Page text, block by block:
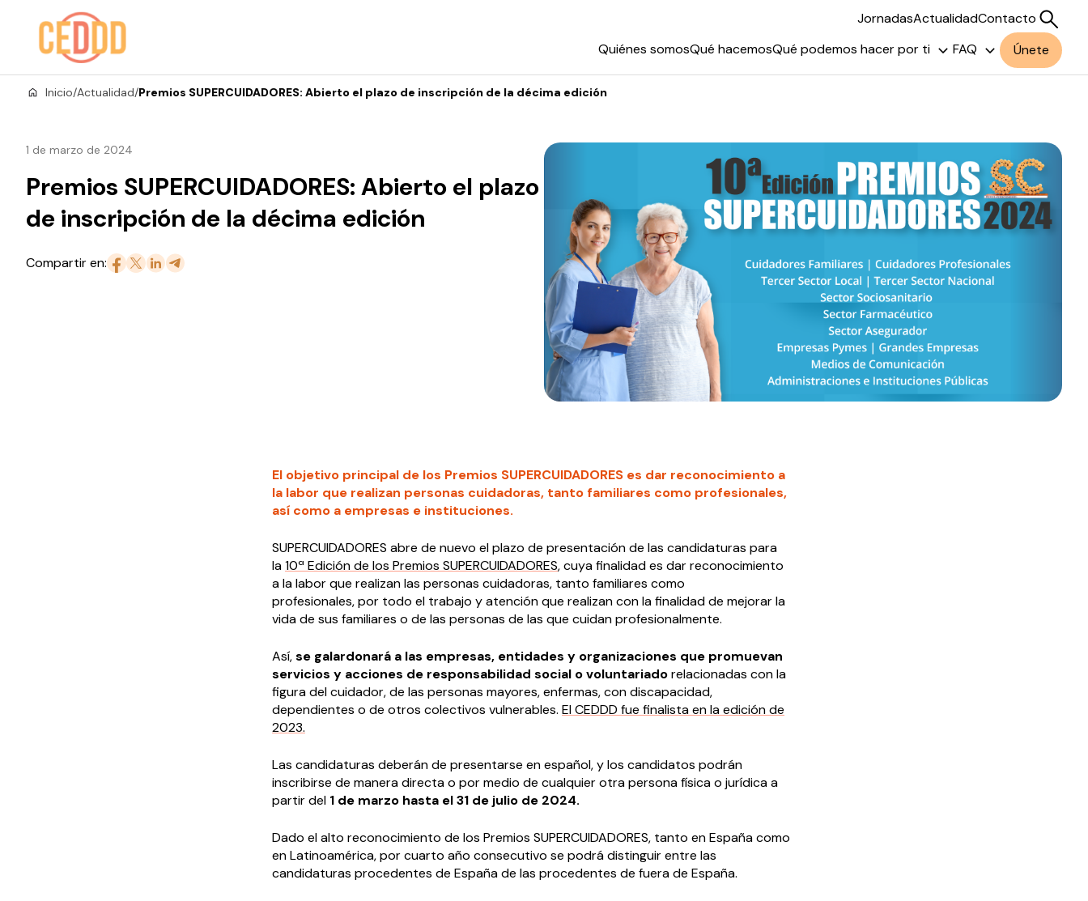
Saltar al contenido
JornadasActualidadContacto
Quiénes somosQué hacemosQué podemos hacer por ti FAQ Únete
Inicio/Actualidad/Premios SUPERCUIDADORES: Abierto el plazo de inscripción de la décima edición
1 de marzo de 2024
Premios SUPERCUIDADORES: Abierto el plazo
de inscripción de la décima edición
Compartir en:
El objetivo principal de los Premios SUPERCUIDADORES es dar reconocimiento a
la labor que realizan personas cuidadoras, tanto familiares como profesionales,
así como a empresas e instituciones.
SUPERCUIDADORES abre de nuevo el plazo de presentación de las candidaturas para
la10ª Edición de los Premios SUPERCUIDADORES, cuya finalidad es dar reconocimiento
a la labor que realizan las personas cuidadoras, tanto familiares como
profesionales, por todo el trabajo y atención que realizan con la finalidad de mejorar la
vida de sus familiares o de las personas de las que cuidan profesionalmente.
Así,se galardonará a las empresas, entidades y organizaciones que promuevan
servicios y acciones de responsabilidad social o voluntariadorelacionadas con la
figura del cuidador, de las personas mayores, enfermas, con discapacidad,
dependientes o de otros colectivos vulnerables. El CEDDD fue finalista en la edición de
2023.
Las candidaturas deberán de presentarse en español, y los candidatos podrán
inscribirse de manera directa o por medio de cualquier otra persona física o jurídica a
partir del 1 de marzo hasta el 31 de julio de 2024.
Dado el alto reconocimiento de los Premios SUPERCUIDADORES, tanto en España como
en Latinoamérica, por cuarto año consecutivo se podrá distinguir entre las
candidaturas procedentes de España de las procedentes de fuera de España.